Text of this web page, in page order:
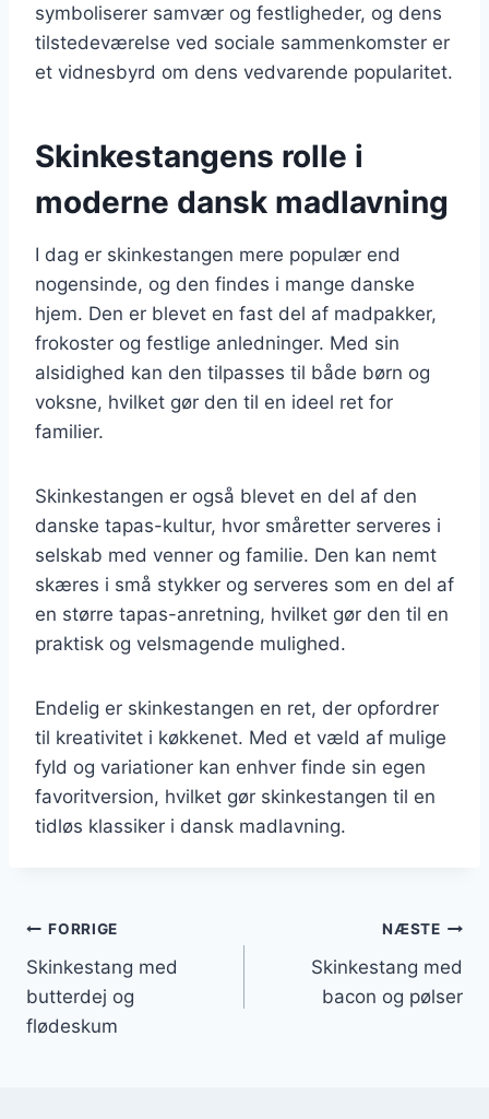
symboliserer samvær og festligheder, og dens
tilstedeværelse ved sociale sammenkomster er
et vidnesbyrd om dens vedvarende popularitet.
Skinkestangens rolle i
moderne dansk madlavning
I dag er skinkestangen mere populær end
nogensinde, og den findes i mange danske
hjem. Den er blevet en fast del af madpakker,
frokoster og festlige anledninger. Med sin
alsidighed kan den tilpasses til både børn og
voksne, hvilket gør den til en ideel ret for
familier.
Skinkestangen er også blevet en del af den
danske tapas-kultur, hvor småretter serveres i
selskab med venner og familie. Den kan nemt
skæres i små stykker og serveres som en del af
en større tapas-anretning, hvilket gør den til en
praktisk og velsmagende mulighed.
Endelig er skinkestangen en ret, der opfordrer
til kreativitet i køkkenet. Med et væld af mulige
fyld og variationer kan enhver finde sin egen
favoritversion, hvilket gør skinkestangen til en
tidløs klassiker i dansk madlavning.
Indlægsnavigation
FORRIGE
Skinkestang med
butterdej og
flødeskum
NÆSTE
Skinkestang med
bacon og pølser